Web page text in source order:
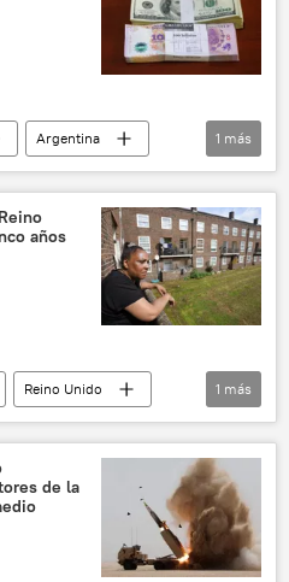
Argentina
1 más
años
Reino Unido
1 más
de la